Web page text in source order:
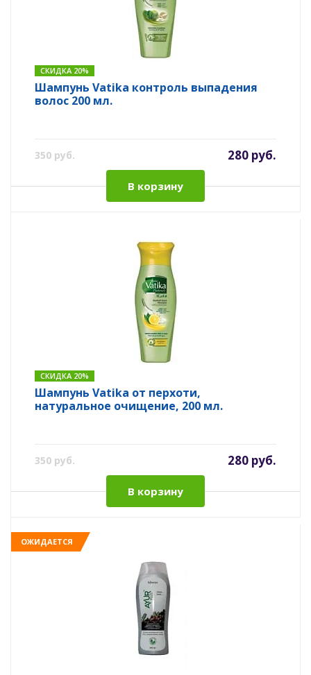
СКИДКА 20%
Шампунь Vatika контроль выпадения
волос 200 мл.
350 руб. 280 руб.
В корзину
СКИДКА 20%
Шампунь Vatika от перхоти,
натуральное очищение, 200 мл.
350 руб. 280 руб.
В корзину
ОЖИДАЕТСЯ